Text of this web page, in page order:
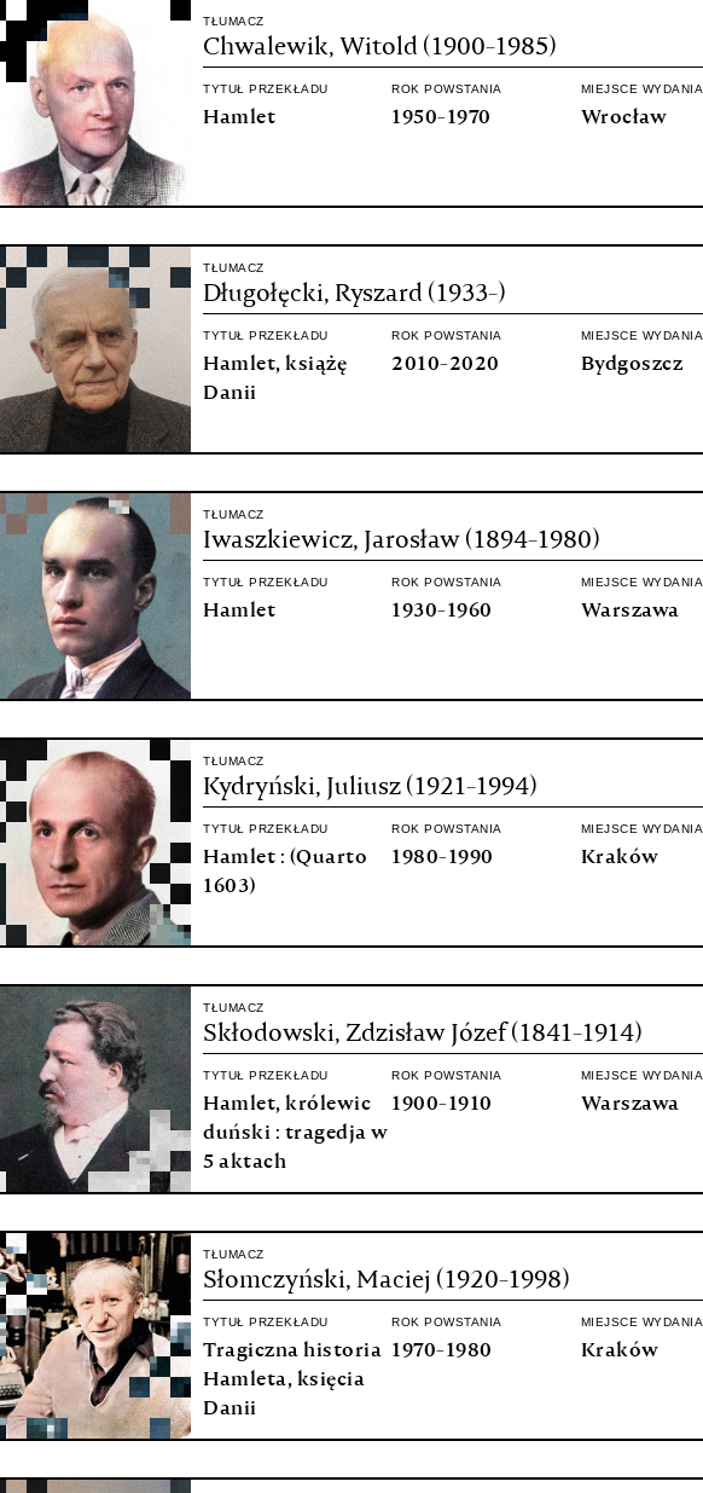
TŁUMACZ
Chwalewik, Witold (1900-1985)
TYTUŁ PRZEKŁADU
Hamlet
ROK POWSTANIA
1950-1970
MIEJSCE WYDANIA
Wrocław
TŁUMACZ
Długołęcki, Ryszard (1933-)
TYTUŁ PRZEKŁADU
Hamlet, książę
Danii
ROK POWSTANIA
2010-2020
MIEJSCE WYDANIA
Bydgoszcz
TŁUMACZ
Iwaszkiewicz, Jarosław (1894-1980)
TYTUŁ PRZEKŁADU
Hamlet
ROK POWSTANIA
1930-1960
MIEJSCE WYDANIA
Warszawa
TŁUMACZ
Kydryński, Juliusz (1921-1994)
TYTUŁ PRZEKŁADU
Hamlet : (Quarto
1603)
ROK POWSTANIA
1980-1990
MIEJSCE WYDANIA
Kraków
TŁUMACZ
Skłodowski, Zdzisław Józef (1841-1914)
TYTUŁ PRZEKŁADU
Hamlet, królewic
duński : tragedja w
5 aktach
ROK POWSTANIA
1900-1910
MIEJSCE WYDANIA
Warszawa
TŁUMACZ
Słomczyński, Maciej (1920-1998)
TYTUŁ PRZEKŁADU
Tragiczna historia
Hamleta, księcia
Danii
ROK POWSTANIA
1970-1980
MIEJSCE WYDANIA
Kraków